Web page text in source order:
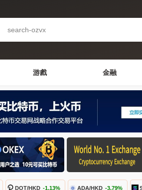
游戲 金融
DOT/HKD -1.13% ADA/HKD -3.79%